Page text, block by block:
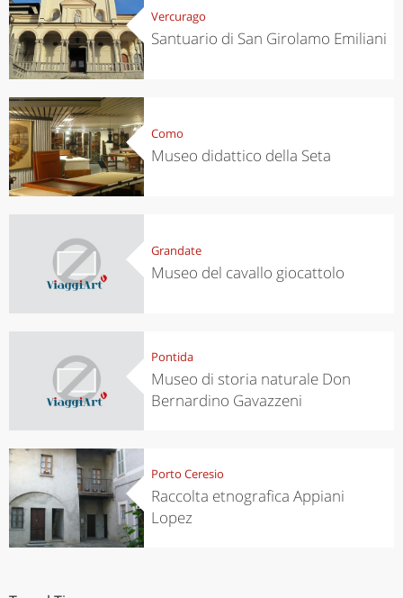
Vercurago
Santuario di San Girolamo Emiliani
Como
Museo didattico della Seta
Grandate
Museo del cavallo giocattolo
Pontida
Museo di storia naturale Don
Bernardino Gavazzeni
Porto Ceresio
Raccolta etnografica Appiani
Lopez